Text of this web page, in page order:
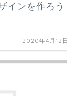
インを作ろう
2020年4月12